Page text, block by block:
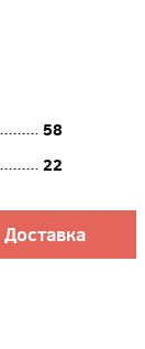
58
22
Доставка